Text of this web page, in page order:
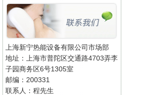
上海新宁热能设备有限公司市场部
地址：上海市普陀区交通路4703弄李
子园商务区6号1305室
邮编：200331
联系人：程先生